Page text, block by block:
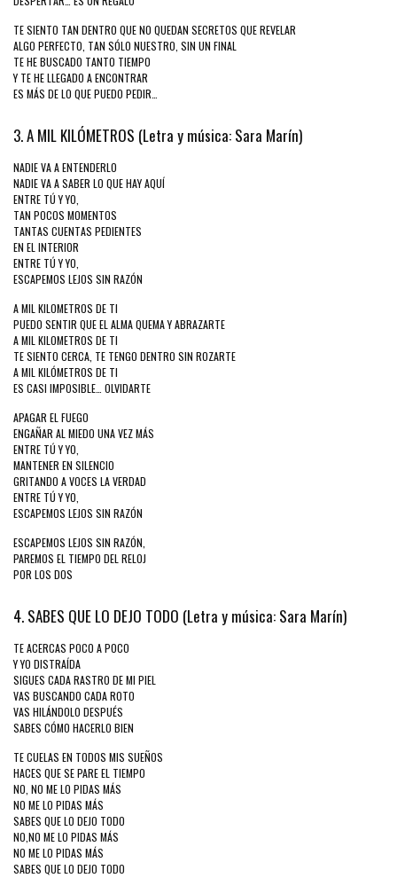
TE SIENTO TAN DENTRO QUE NO QUEDAN SECRETOS QUE REVELAR
ALGO PERFECTO, TAN SÓLO NUESTRO, SIN UN FINAL
TE HE BUSCADO TANTO TIEMPO
Y TE HE LLEGADO A ENCONTRAR
ES MÁS DE LO QUE PUEDO PEDIR…
3. A MIL KILÓMETROS (Letra y música: Sara Marín)
NADIE VA A ENTENDERLO
NADIE VA A SABER LO QUE HAY AQUÍ
ENTRE TÚ Y YO,
TAN POCOS MOMENTOS
TANTAS CUENTAS PEDIENTES
EN EL INTERIOR
ENTRE TÚ Y YO,
ESCAPEMOS LEJOS SIN RAZÓN
A MIL KILOMETROS DE TI
PUEDO SENTIR QUE EL ALMA QUEMA Y ABRAZARTE
A MIL KILOMETROS DE TI
TE SIENTO CERCA, TE TENGO DENTRO SIN ROZARTE
A MIL KILÓMETROS DE TI
ES CASI IMPOSIBLE… OLVIDARTE
APAGAR EL FUEGO
ENGAÑAR AL MIEDO UNA VEZ MÁS
ENTRE TÚ Y YO,
MANTENER EN SILENCIO
GRITANDO A VOCES LA VERDAD
ENTRE TÚ Y YO,
ESCAPEMOS LEJOS SIN RAZÓN
ESCAPEMOS LEJOS SIN RAZÓN,
PAREMOS EL TIEMPO DEL RELOJ
POR LOS DOS
4. SABES QUE LO DEJO TODO (Letra y música: Sara Marín)
TE ACERCAS POCO A POCO
Y YO DISTRAÍDA
SIGUES CADA RASTRO DE MI PIEL
VAS BUSCANDO CADA ROTO
VAS HILÁNDOLO DESPUÉS
SABES CÓMO HACERLO BIEN
TE CUELAS EN TODOS MIS SUEÑOS
HACES QUE SE PARE EL TIEMPO
NO, NO ME LO PIDAS MÁS
NO ME LO PIDAS MÁS
SABES QUE LO DEJO TODO
NO,NO ME LO PIDAS MÁS
NO ME LO PIDAS MÁS
SABES QUE LO DEJO TODO